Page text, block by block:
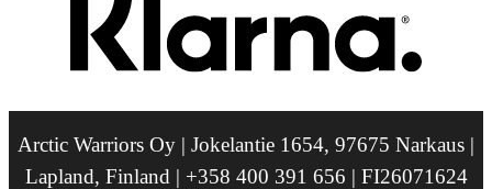
Arctic Warriors Oy | Jokelantie 1654, 97675 Narkaus |
Lapland, Finland | +358 400 391 656 | FI26071624